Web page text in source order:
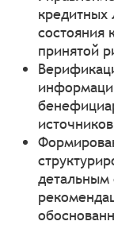
кредитных
состояния
принятой
детальным